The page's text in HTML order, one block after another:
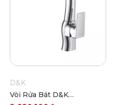
D&K
Vòi Rửa Bát D&K